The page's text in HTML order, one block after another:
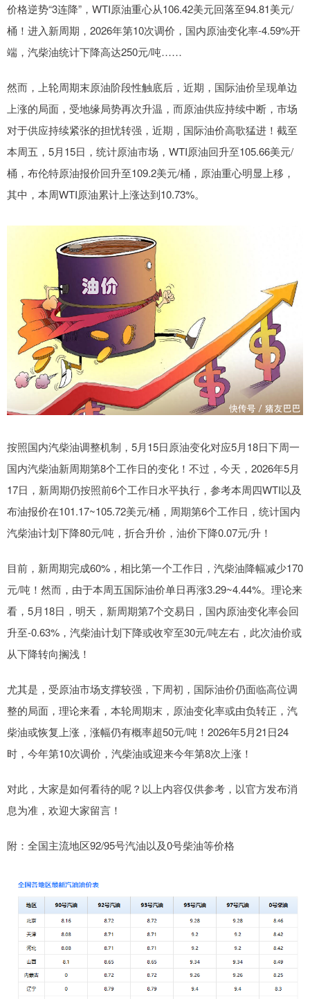
价格逆势“3连降”，WTI原油重心从106.42美元回落至94.81美元/
桶！进入新周期，2026年第10次调价，国内原油变化率-4.59%开
端，汽柴油统计下降高达250元/吨……
然而，上轮周期末原油阶段性触底后，近期，国际油价呈现单边
上涨的局面，受地缘局势再次升温，而原油供应持续中断，市场
对于供应持续紧张的担忧转强，近期，国际油价高歌猛进！截至
本周五，5月15日，统计原油市场，WTI原油回升至105.66美元/
桶，布伦特原油报价回升至109.2美元/桶，原油重心明显上移，
其中，本周WTI原油累计上涨达到10.73%。
按照国内汽柴油调整机制，5月15日原油变化对应5月18日下周一
国内汽柴油新周期第8个工作日的变化！不过，今天，2026年5月
17日，新周期仍按照前6个工作日水平执行，参考本周四WTI以及
布油报价在101.17~105.72美元/桶，周期第6个工作日，统计国内
汽柴油计划下降80元/吨，折合升价，油价下降0.07元/升！
目前，新周期完成60%，相比第一个工作日，汽柴油降幅减少170
元/吨！然而，由于本周五国际油价单日再涨3.29~4.44%。理论来
看，5月18日，明天，新周期第7个交易日，国内原油变化率会回
升至-0.63%，汽柴油计划下降或收窄至30元/吨左右，此次油价或
从下降转向搁浅！
尤其是，受原油市场支撑较强，下周初，国际油价仍面临高位调
整的局面，理论来看，本轮周期末，原油变化率或由负转正，汽
柴油或恢复上涨，涨幅仍有概率超50元/吨！2026年5月21日24
时，今年第10次调价，汽柴油或迎来今年第8次上涨！
对此，大家是如何看待的呢？以上内容仅供参考，以官方发布消
息为准，欢迎大家留言！
附：全国主流地区92/95号汽油以及0号柴油等价格